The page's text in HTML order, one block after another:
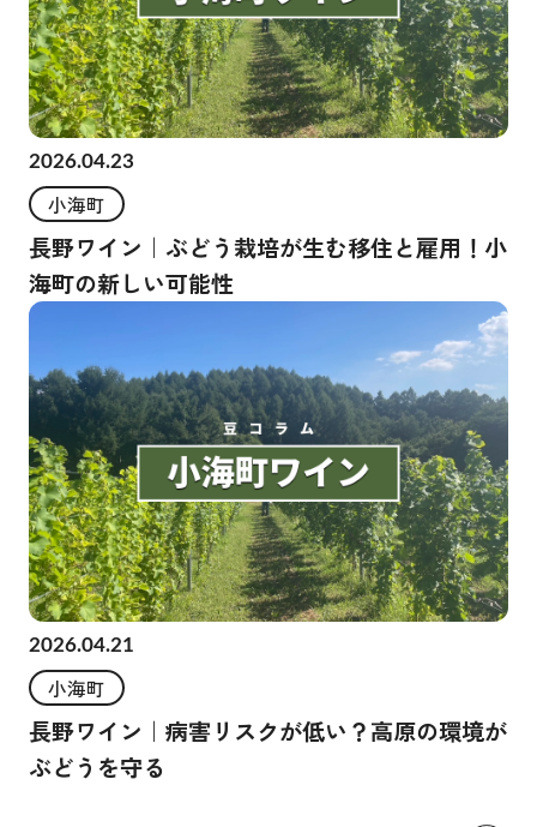
2026.04.23
小海町
長野ワイン｜ぶどう栽培が生む移住と雇用！小
海町の新しい可能性
2026.04.21
小海町
長野ワイン｜病害リスクが低い？高原の環境が
ぶどうを守る